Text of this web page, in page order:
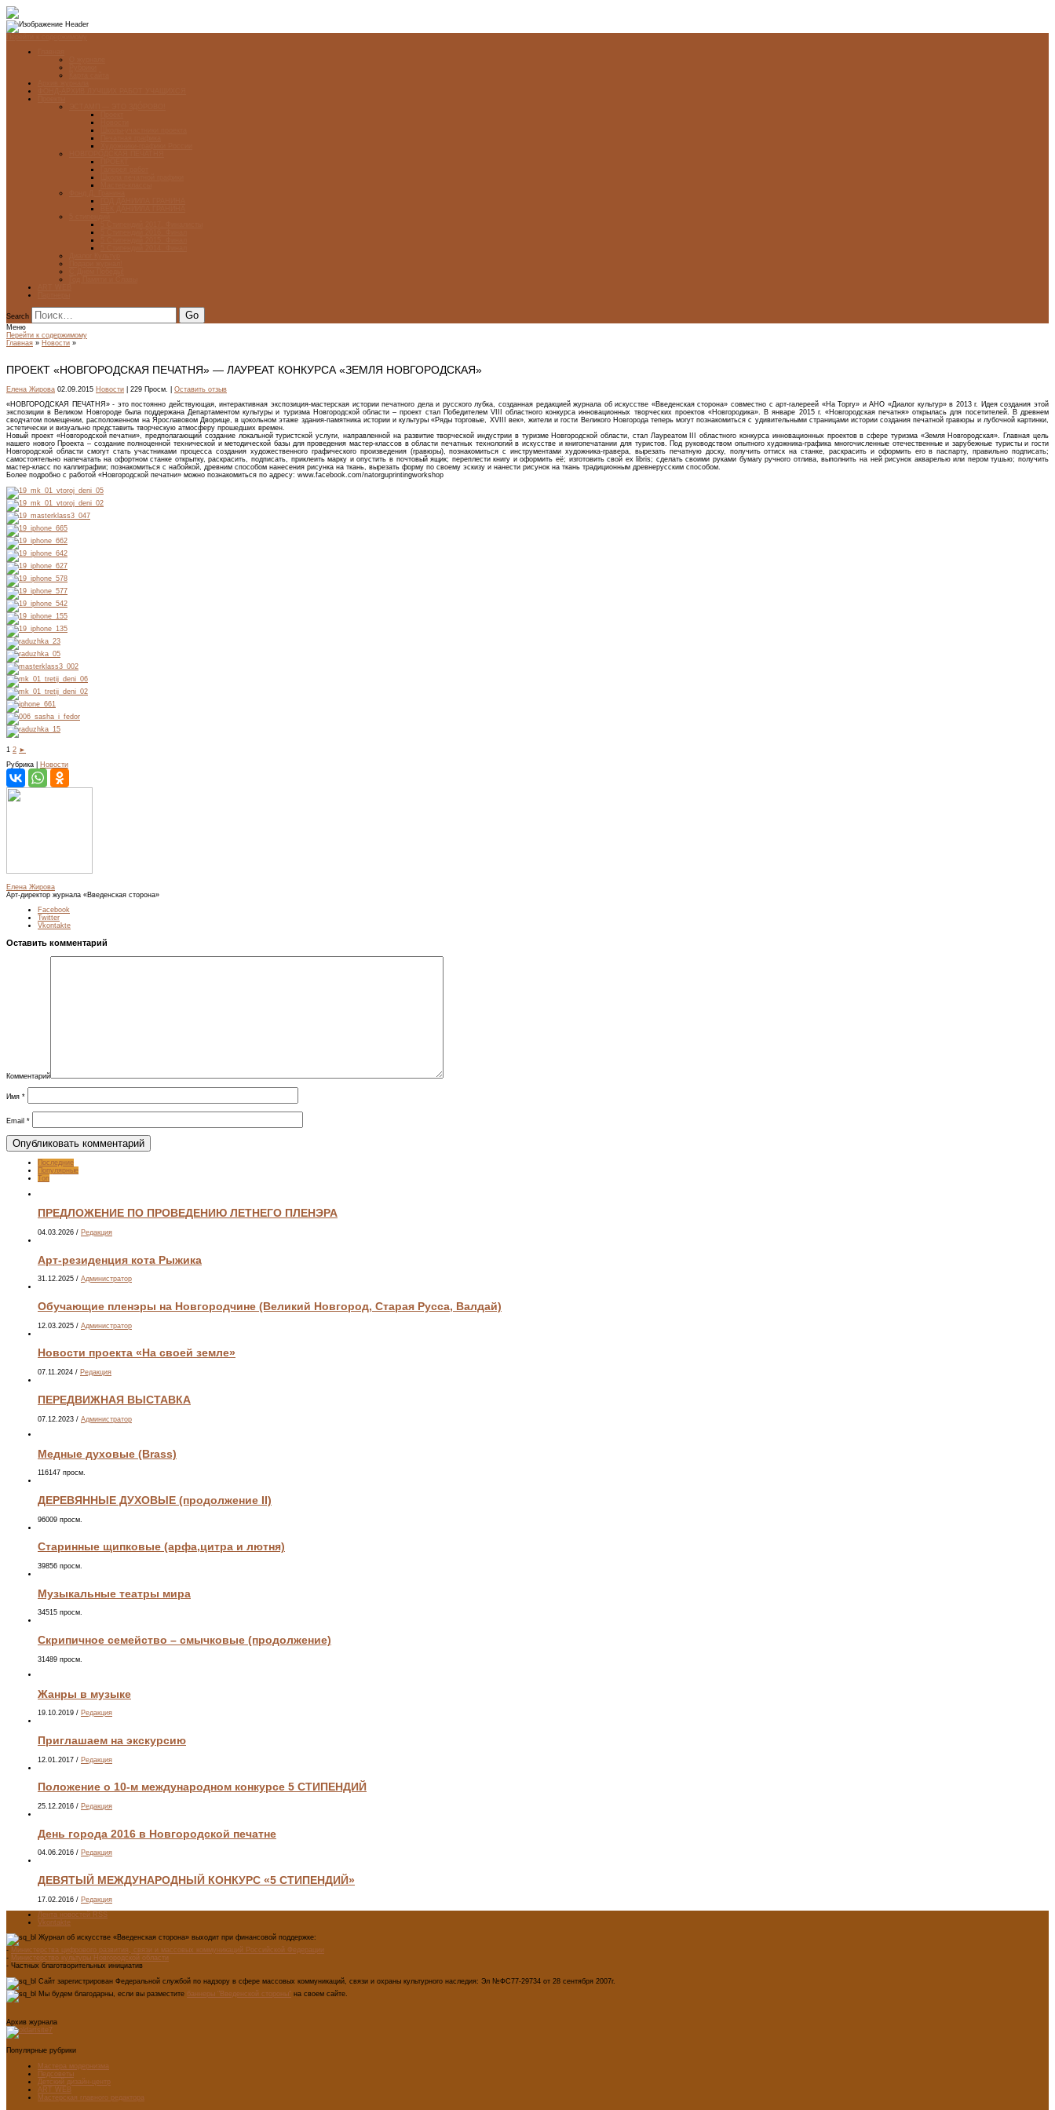
Search
Меню
Перейти к содержимому
Главная » Новости »
ПРОЕКТ «НОВГОРОДСКАЯ ПЕЧАТНЯ» — ЛАУРЕАТ КОНКУРСА «ЗЕМЛЯ НОВГОРОДСКАЯ»
Елена Жирова 02.09.2015 Новости | 229 Просм. | Оставить отзыв
«НОВГОРОДСКАЯ ПЕЧАТНЯ» - это постоянно действующая, интерактивная экспозиция-мастерская истории печатного дела и русского лубка, созданная редакцией журнала об искусстве «Введенская сторона» совместно с арт-галереей «На Торгу» и АНО «Диалог культур» в 2013 г. Идея создания этой
экспозиции в Великом Новгороде была поддержана Департаментом культуры и туризма Новгородской области – проект стал Победителем VIII областного конкурса инновационных творческих проектов «Новгородика». В январе 2015 г. «Новгородская печатня» открылась для посетителей. В древнем
сводчатом помещении, расположенном на Ярославовом Дворище, в цокольном этаже здания-памятника истории и культуры «Ряды торговые, XVIII век», жители и гости Великого Новгорода теперь могут познакомиться с удивительными страницами истории создания печатной гравюры и лубочной картинки,
эстетически и визуально представить творческую атмосферу прошедших времен.
Новый проект «Новгородской печатни», предполагающий создание локальной туристской услуги, направленной на развитие творческой индустрии в туризме Новгородской области, стал Лауреатом III областного конкурса инновационных проектов в сфере туризма «Земля Новгородская». Главная цель
нашего нового Проекта – создание полноценной технической и методической базы для проведения мастер-классов в области печатных технологий в искусстве и книгопечатании для туристов. Под руководством опытного художника-графика многочисленные отечественные и зарубежные туристы и гости
Новгородской области смогут стать участниками процесса создания художественного графического произведения (гравюры), познакомиться с инструментами художника-гравера, вырезать печатную доску, получить оттиск на станке, раскрасить и оформить его в паспарту, правильно подписать;
самостоятельно напечатать на офортном станке открытку, раскрасить, подписать, приклеить марку и опустить в почтовый ящик; переплести книгу и оформить её; изготовить свой ex libris; сделать своими руками бумагу ручного отлива, выполнить на ней рисунок акварелью или пером тушью; получить
мастер-класс по каллиграфии; познакомиться с набойкой, древним способом нанесения рисунка на ткань, вырезать форму по своему эскизу и нанести рисунок на ткань традиционным древнерусским способом.
Более подробно с работой «Новгородской печатни» можно познакомиться по адресу: www.facebook.com/natorguprintingworkshop
1 2 ►
Рубрика | Новости
Елена Жирова
Арт-директор журнала «Введенская сторона»
Facebook
Twitter
Vkontakte
Оставить комментарий
Комментарий
Имя *
Email *
Последние
Популярные
Топ
ПРЕДЛОЖЕНИЕ ПО ПРОВЕДЕНИЮ ЛЕТНЕГО ПЛЕНЭРА
04.03.2026 / Редакция
Арт-резиденция кота Рыжика
31.12.2025 / Администратор
Обучающие пленэры на Новгородчине (Великий Новгород, Старая Русса, Валдай)
12.03.2025 / Администратор
Новости проекта «На своей земле»
07.11.2024 / Редакция
ПЕРЕДВИЖНАЯ ВЫСТАВКА
07.12.2023 / Администратор
Медные духовые (Brass)
116147 просм.
ДЕРЕВЯННЫЕ ДУХОВЫЕ (продолжение II)
96009 просм.
Старинные щипковые (арфа,цитра и лютня)
39856 просм.
Музыкальные театры мира
34515 просм.
Скрипичное семейство – смычковые (продолжение)
31489 просм.
Жанры в музыке
19.10.2019 / Редакция
Приглашаем на экскурсию
12.01.2017 / Редакция
Положение о 10-м международном конкурсе 5 СТИПЕНДИЙ
25.12.2016 / Редакция
День города 2016 в Новгородской печатне
04.06.2016 / Редакция
ДЕВЯТЫЙ МЕЖДУНАРОДНЫЙ КОНКУРС «5 СТИПЕНДИЙ»
17.02.2016 / Редакция
Лента новостей RSS
Vkontakte
Журнал об искусстве «Введенская сторона» выходит при финансовой поддержке:
- Министерства цифрового развития, связи и массовых коммуникаций Российской Федерации
- Министерство культуры Новгородской области
- Частных благотворительных инициатив
Сайт зарегистрирован Федеральной службой по надзору в сфере массовых коммуникаций, связи и охраны культурного наследия: Эл №ФС77-29734 от 28 сентября 2007г.
Мы будем благодарны, если вы разместите баннеры "Введенской стороны" на своем сайте.
Архив журнала
Популярные рубрики
Мастера модернизма
Педсоветы
Детский дизайн-центр
ART WEB
Мастерская главного редактора